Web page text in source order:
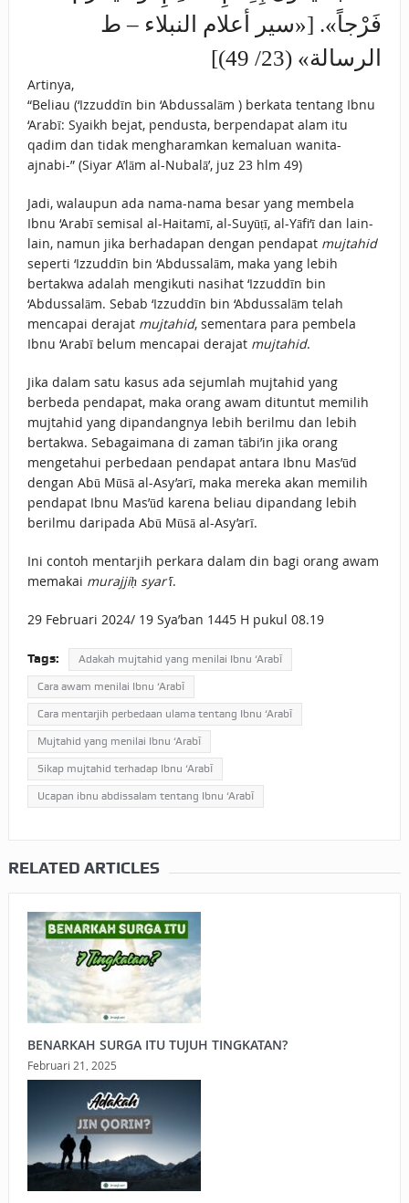
فَرْجاً». [«سير أعلام النبلاء – ط
الرسالة» (23/ 49)]
Artinya,
“Beliau (‘Izzuddīn bin ‘Abdussalām ) berkata tentang Ibnu
‘Arabī: Syaikh bejat, pendusta, berpendapat alam itu
qadim dan tidak mengharamkan kemaluan wanita-
ajnabi-” (Siyar A’lām al-Nubalā’, juz 23 hlm 49)
Jadi, walaupun ada nama-nama besar yang membela
Ibnu ‘Arabī semisal al-Haitamī, al-Suyūṭī, al-Yāfi‘ī dan lain-
lain, namun jika berhadapan dengan pendapat mujtahid
seperti ‘Izzuddīn bin ‘Abdussalām, maka yang lebih
bertakwa adalah mengikuti nasihat ‘Izzuddīn bin
‘Abdussalām. Sebab ‘Izzuddīn bin ‘Abdussalām telah
mencapai derajat mujtahid, sementara para pembela
Ibnu ‘Arabī belum mencapai derajat mujtahid.
Jika dalam satu kasus ada sejumlah mujtahid yang
berbeda pendapat, maka orang awam dituntut memilih
mujtahid yang dipandangnya lebih berilmu dan lebih
bertakwa. Sebagaimana di zaman tābi’in jika orang
mengetahui perbedaan pendapat antara Ibnu Mas’ūd
dengan Abū Mūsā al-Asy’arī, maka mereka akan memilih
pendapat Ibnu Mas’ūd karena beliau dipandang lebih
berilmu daripada Abū Mūsā al-Asy’arī.
Ini contoh mentarjih perkara dalam din bagi orang awam
memakai murajjiḥ syar’ī.
29 Februari 2024/ 19 Sya’ban 1445 H pukul 08.19
Tags: Adakah mujtahid yang menilai Ibnu ‘Arabī
Cara awam menilai Ibnu ‘Arabī
Cara mentarjih perbedaan ulama tentang Ibnu ‘Arabī
Mujtahid yang menilai Ibnu ‘Arabī
Sikap mujtahid terhadap Ibnu ‘Arabī
Ucapan ibnu abdissalam tentang Ibnu ‘Arabī
RELATED ARTICLES
BENARKAH SURGA ITU TUJUH TINGKATAN?
Februari 21, 2025